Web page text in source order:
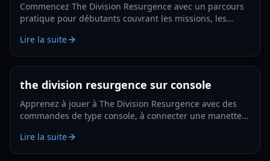
Commencez The Division Resurgence avec un parcours
pratique pour débutants couvrant les missions, les
et la préparation à la Dark Zone.
Lire la suite
the division resurgence sur console
Apprenez à jouer à The Division Resurgence avec des
commandes de type console, à connecter une manette,
habitudes de débutant.
Lire la suite